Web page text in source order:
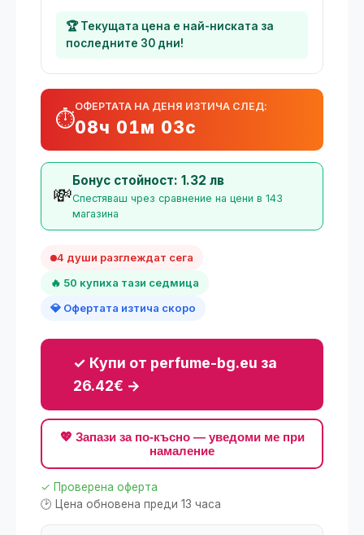
🏆 Текущата цена е най-ниската за
последните 30 дни!
⏱️
ОФЕРТАТА НА ДЕНЯ ИЗТИЧА СЛЕД:
08ч 01м 03с
💸
Бонус стойност: 1.32 лв
Спестяваш чрез сравнение на цени в 143
магазина
4 души разглеждат сега
🔥 50 купиха тази седмица
💎 Офертата изтича скоро
✓ Купи от perfume-bg.eu за
26.42€ →
💖 Запази за по-късно — уведоми ме при
намаление
✓ Проверена оферта
🕑 Цена обновена преди 13 часа